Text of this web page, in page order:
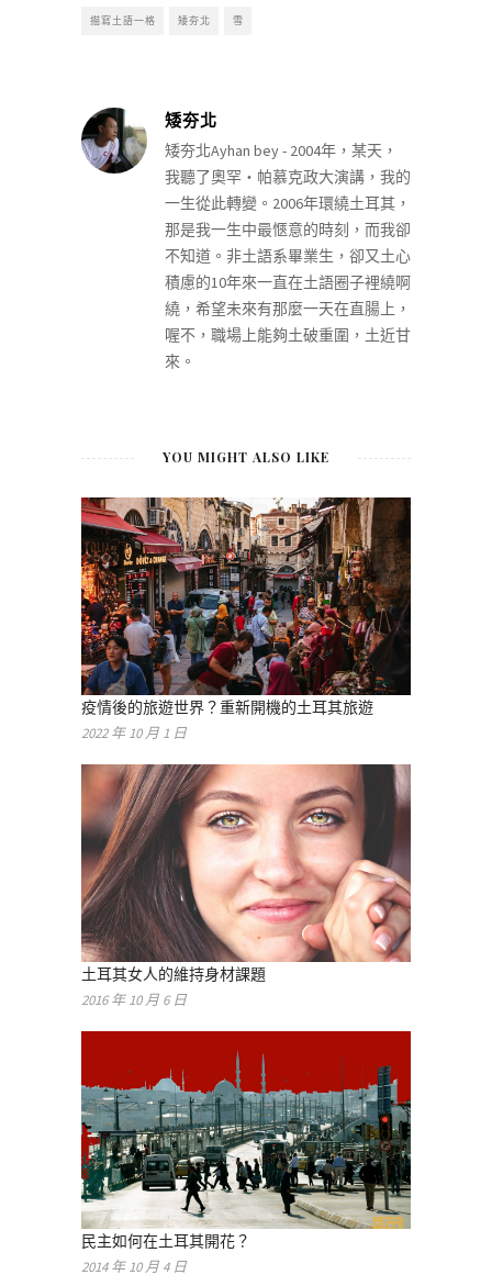
描寫土語一格 矮夯北 雪
矮夯北
矮夯北Ayhan bey - 2004年，某天，
我聽了奧罕‧帕慕克政大演講，我的
一生從此轉變。2006年環繞土耳其，
那是我一生中最愜意的時刻，而我卻
不知道。非土語系畢業生，卻又土心
積慮的10年來一直在土語圈子裡繞啊
繞，希望未來有那麼一天在直腸上，
喔不，職場上能夠土破重圍，土近甘
來。
YOU MIGHT ALSO LIKE
疫情後的旅遊世界？重新開機的土耳其旅遊
2022 年 10 月 1 日
土耳其女人的維持身材課題
2016 年 10 月 6 日
民主如何在土耳其開花？
2014 年 10 月 4 日